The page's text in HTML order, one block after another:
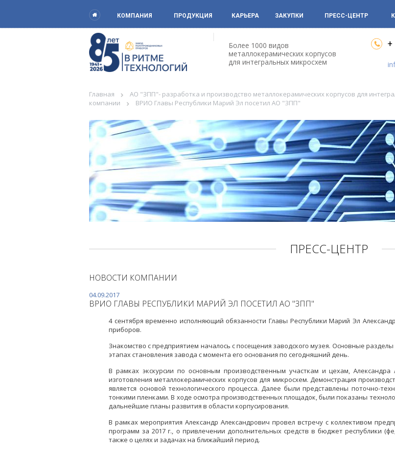
КОМПАНИЯ ПРОДУКЦИЯ КАРЬЕРА ЗАКУПКИ ПРЕСС-ЦЕНТР
Более 1000 видов
металлокерамических корпусов
для интегральных микросхем
+
Главная АО "ЗПП"- разработка и производство металлокерамических корпусов для
компании
ВРИО Главы Республики Марий Эл посетил АО "ЗПП"
ПРЕСС-ЦЕНТР
НОВОСТИ КОМПАНИИ
04.09.2017
ВРИО ГЛАВЫ РЕСПУБЛИКИ МАРИЙ ЭЛ ПОСЕТИЛ АО "ЗПП"
4 сентября временно исполняющий обязанности Главы Республики Марий Эл
приборов.
Знакомство с предприятием началось с посещения заводского музея. Основные
этапах становления завода с момента его основания по сегодняшний день.
В рамках экскурсии по основным производственным участкам и цехам,
изготовления металлокерамических корпусов для микросхем. Демонстрация
является основой технологического процесса. Далее были представлены поточно-
тонкими пленками. В ходе осмотра производственных площадок, были показаны
дальнейшие планы развития в области корпусирования.
В рамках мероприятия Александр Александрович провел встречу с коллективом
программ за 2017 г., о привлечении дополнительных средств в бюджет республики
также о целях и задачах на ближайший период.